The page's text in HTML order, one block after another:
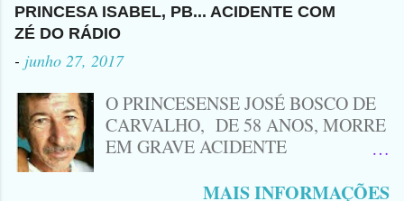
atingido com disparo de calibre 12. O
Procurado pela Justiça havia matado
a Namorada dele, Fabrícia Nogueira ,
Peixeira. Ele deu mais de 10 Facadas
na Adolescente.
PRINCESA ISABEL, PB... ACIDENTE COM
ZÉ DO RÁDIO
- junho 27, 2017
O PRINCESENSE JOSÉ BOSCO DE
CARVALHO, DE 58 ANOS, MORRE
EM GRAVE ACIDENTE
CINQUENTINHA SHINERAY E UM
MAIS INFORMAÇÕES